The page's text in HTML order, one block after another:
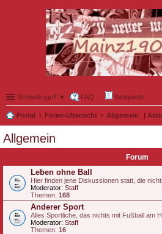
Schnellzugriff ▼ FAQ Netiquette
Portal Foren-Übersicht Allgemein |
Allgemein
Forum
Leben ohne Ball
Hier finden jene Diskussionen statt, die
Moderator: Staff
Themen: 168
Anderer Sport
Alles Sportliche, das nichts mit Fußball am
Moderator: Staff
Themen: 16